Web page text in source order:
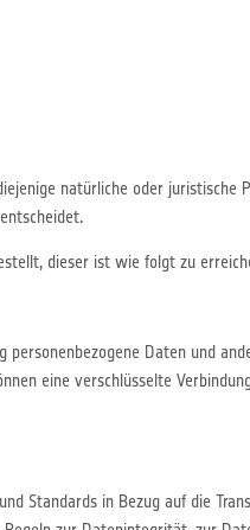
natürliche oder juristische
dieser ist wie folgt zu
Daten und
eine verschlüsselte
Standards in Bezug auf die